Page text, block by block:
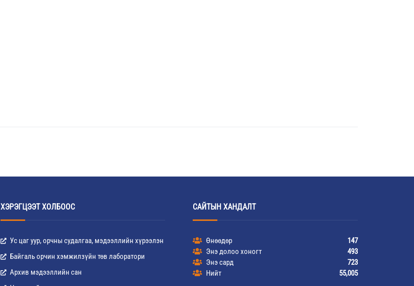
ХЭРЭГЦЭЭТ ХОЛБООС
Ус цаг уур, орчны судалгаа, мэдээллийн хүрээлэн
Байгаль орчин хэмжилзүйн төв лаборатори
Архив мэдээллийн сан
САЙТЫН ХАНДАЛТ
Өнөөдөр
147
Энэ долоо хоногт
493
Энэ сард
723
Нийт
55,005